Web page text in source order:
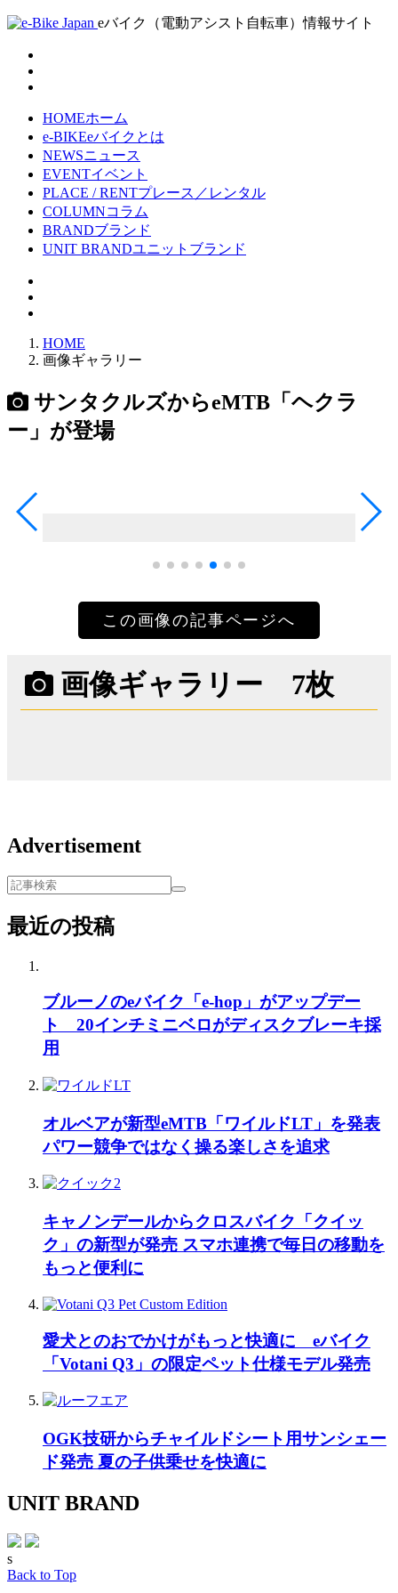
eバイク（電動アシスト自転車）情報サイト
HOMEホーム
e-BIKEeバイクとは
NEWSニュース
EVENTイベント
PLACE / RENTプレース／レンタル
COLUMNコラム
BRANDブランド
UNIT BRANDユニットブランド
HOME
画像ギャラリー
サンタクルズからeMTB「ヘクラ
ー」が登場
この画像の記事ページへ
画像ギャラリー 7枚
Advertisement
最近の投稿
ブルーノのeバイク「e-hop」がアップデー
ト 20インチミニベロがディスクブレーキ採
用
オルベアが新型eMTB「ワイルドLT」を発表
パワー競争ではなく操る楽しさを追求
キャノンデールからクロスバイク「クイッ
ク」の新型が発売 スマホ連携で毎日の移動を
もっと便利に
愛犬とのおでかけがもっと快適に eバイク
「Votani Q3」の限定ペット仕様モデル発売
OGK技研からチャイルドシート用サンシェー
ド発売 夏の子供乗せを快適に
UNIT BRAND
s
Back to Top